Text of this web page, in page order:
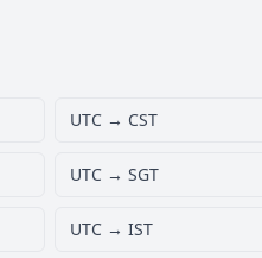
UTC → CST
UTC → SGT
UTC → IST